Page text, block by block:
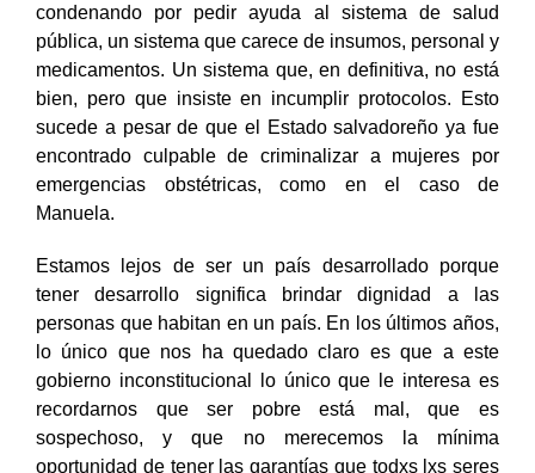
condenando por pedir ayuda al sistema de salud
pública, un sistema que carece de insumos, personal y
medicamentos. Un sistema que, en definitiva, no está
bien, pero que insiste en incumplir protocolos. Esto
sucede a pesar de que el Estado salvadoreño ya fue
encontrado culpable de criminalizar a mujeres por
emergencias obstétricas, como en el caso de
Manuela.
Estamos lejos de ser un país desarrollado porque
tener desarrollo significa brindar dignidad a las
personas que habitan en un país. En los últimos años,
lo único que nos ha quedado claro es que a este
gobierno inconstitucional lo único que le interesa es
recordarnos que ser pobre está mal, que es
sospechoso, y que no merecemos la mínima
oportunidad de tener las garantías que todxs lxs seres